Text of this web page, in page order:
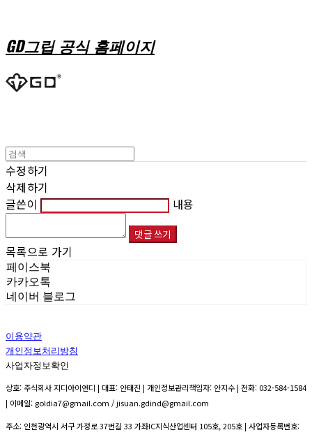
GD그립 공식 홈페이지
수정하기
삭제하기
글쓴이
내용
댓글 쓰기
목록으로 가기
페이스북
카카오톡
네이버 블로그
이용약관
개인정보처리방침
사업자정보확인
상호: 주식회사 지디아이앤디 | 대표: 안태진 | 개인정보관리책임자: 안지수 | 전화: 032-584-1584
| 이메일: goldia7@gmail.com / jisuan.gdind@gmail.com
주소: 인천광역시 서구 가정로 37번길 33 가좌IC지식산업센터 105호, 205호 | 사업자등록번호: